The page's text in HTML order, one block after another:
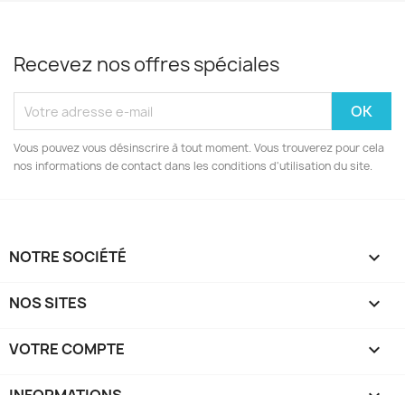
Recevez nos offres spéciales
Vous pouvez vous désinscrire à tout moment. Vous trouverez pour cela
nos informations de contact dans les conditions d'utilisation du site.
NOTRE SOCIÉTÉ 
NOS SITES 
VOTRE COMPTE 